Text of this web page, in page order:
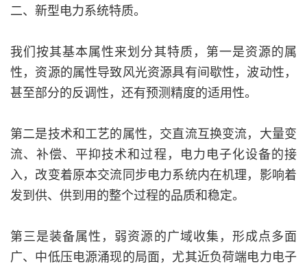
二、新型电力系统特质。
我们按其基本属性来划分其特质，第一是资源的属
性，资源的属性导致风光资源具有间歇性，波动性，
甚至部分的反调性，还有预测精度的适用性。
第二是技术和工艺的属性，交直流互换变流，大量变
流、补偿、平抑技术和过程，电力电子化设备的接
入，改变着原本交流同步电力系统内在机理，影响着
发到供、供到用的整个过程的品质和稳定。
第三是装备属性，弱资源的广域收集，形成点多面
广、中低压电源涌现的局面，尤其近负荷端电力电子